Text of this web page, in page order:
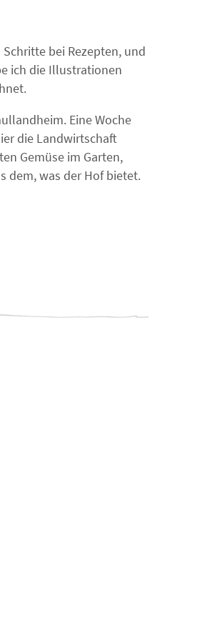
bei Rezepten, und
ich die Illustrationen
Eine Woche
die Landwirtschaft
Gemüse im Garten,
dem, was der Hof bietet.